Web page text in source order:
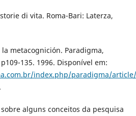
storie di vita. Roma-Bari: Laterza,
la metacognición. Paradigma,
135. 1996. Disponível em:
index.php/paradigma/
sobre alguns conceitos da pesquisa